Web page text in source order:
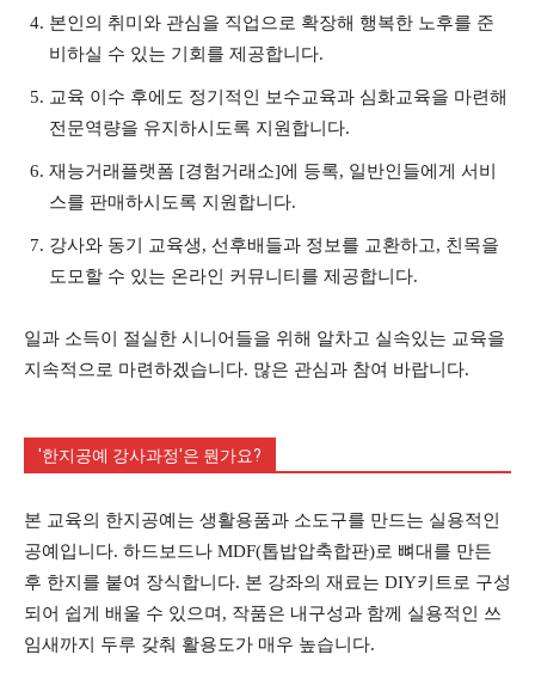
본인의 취미와 관심을 직업으로 확장해 행복한 노후를 준
비하실 수 있는 기회를 제공합니다.
교육 이수 후에도 정기적인 보수교육과 심화교육을 마련해
전문역량을 유지하시도록 지원합니다.
재능거래플랫폼 [경험거래소]에 등록, 일반인들에게 서비
스를 판매하시도록 지원합니다.
강사와 동기 교육생, 선후배들과 정보를 교환하고, 친목을
도모할 수 있는 온라인 커뮤니티를 제공합니다.
일과 소득이 절실한 시니어들을 위해 알차고 실속있는 교육을
지속적으로 마련하겠습니다. 많은 관심과 참여 바랍니다.
'한지공예 강사과정'은 뭔가요?
본 교육의 한지공예는 생활용품과 소도구를 만드는 실용적인
공예입니다. 하드보드나 MDF(톱밥압축합판)로 뼈대를 만든
후 한지를 붙여 장식합니다. 본 강좌의 재료는 DIY키트로 구성
되어 쉽게 배울 수 있으며, 작품은 내구성과 함께 실용적인 쓰
임새까지 두루 갖춰 활용도가 매우 높습니다.